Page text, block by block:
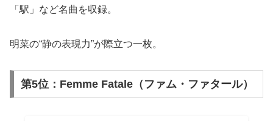
「駅」など名曲を収録。
明菜の“静の表現力”が際立つ一枚。
第5位：Femme Fatale（ファム・ファタール）